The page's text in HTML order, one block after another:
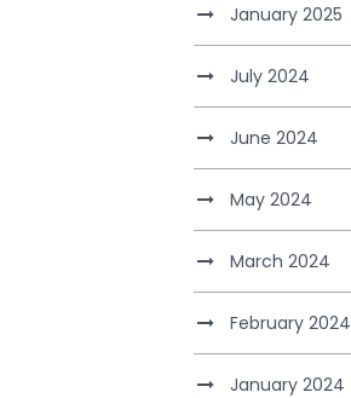
January 2025
July 2024
June 2024
May 2024
March 2024
February 2024
January 2024